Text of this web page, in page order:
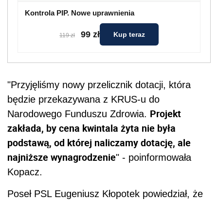
Kontrola PIP. Nowe uprawnienia
119 zł 99 zł Kup teraz
"Przyjęliśmy nowy przelicznik dotacji, która
będzie przekazywana z KRUS-u do
Narodowego Funduszu Zdrowia. Projekt
zakłada, by cena kwintala żyta nie była
podstawą, od której naliczamy dotację, ale
najniższe wynagrodzenie" - poinformowała
Kopacz.
Poseł PSL Eugeniusz Kłopotek powiedział, że